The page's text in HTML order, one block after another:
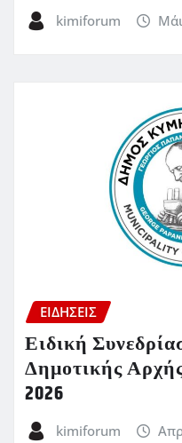
kimiforum
ΕΙΔΗΣΕΙΣ
Ειδική
Δημοτικής
2026
kimiforum